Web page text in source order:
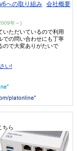
への取り組み 会社概要
年～)
いただいているので利用
での問い合わせにも丁寧
ので大変ありがたいで
い!
ちら